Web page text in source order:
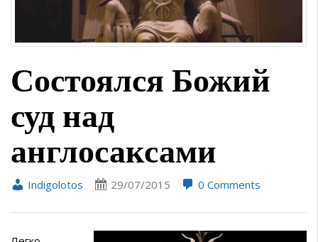
Состоялся Божий
суд над
англосаксами
Indigolotos 29/07/2015 0 Comments